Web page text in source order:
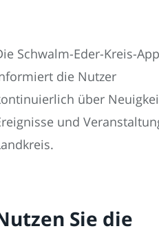
Schwalm-Eder-Kreis-App
die Nutzer
über
und
Sie die